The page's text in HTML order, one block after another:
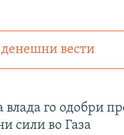
вести
влада го одобри
сили во Газа